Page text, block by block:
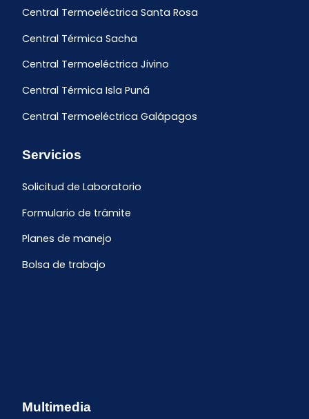
Central Termoeléctrica Santa Rosa
Central Térmica Sacha
Central Termoeléctrica Jivino
Central Térmica Isla Puná
Central Termoeléctrica Galápagos
Servicios
Solicitud de Laboratorio
Formulario de trámite
Planes de manejo
Bolsa de trabajo
Multimedia